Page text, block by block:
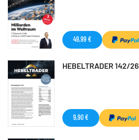
49,99 €
HEBELTRADER 142/26
9,90 €